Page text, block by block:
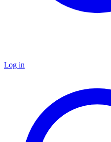
Log in